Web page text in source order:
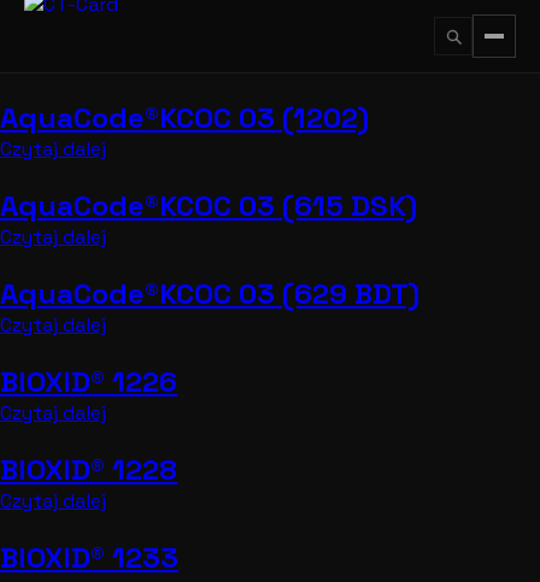
Przejdź
↵
AquaCode®KCOC 03 (1202)
Czytaj dalej
AquaCode®KCOC 03 (615 DSK)
Czytaj dalej
AquaCode®KCOC 03 (629 BDT)
Czytaj dalej
BIOXID® 1226
Czytaj dalej
BIOXID® 1228
Czytaj dalej
BIOXID® 1233